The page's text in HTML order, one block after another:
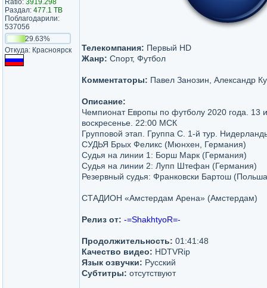
Ratio: 3919.298
Раздал: 477.1 TB
Поблагодарили:
537056
29.63%
Откуда: Красноярск
Телекомпания: Первый HD
Жанр: Спорт, Футбол
Комментаторы: Павел Занозин, Александр
Описание:
Чемпионат Европы по футболу 2020 года. 13
воскресенье. 22:00 МСК
Групповой этап. Группа С. 1-й тур.
СУДЬЯ Брых Феликс (Мюнхен, Германия)
Судья на линии 1: Борш Марк (Германия)
Судья на линии 2: Лупп Штефан (Германия)
Резервный судья: Франковски Бартош
СТАДИОН «Амстердам Арена» (Амстердам)
Релиз от: -=ShakhtyoR=-
Продолжительность: 01:41:48
Качество видео: HDTVRip
Язык озвучки: Русский
Субтитры: отсутствуют